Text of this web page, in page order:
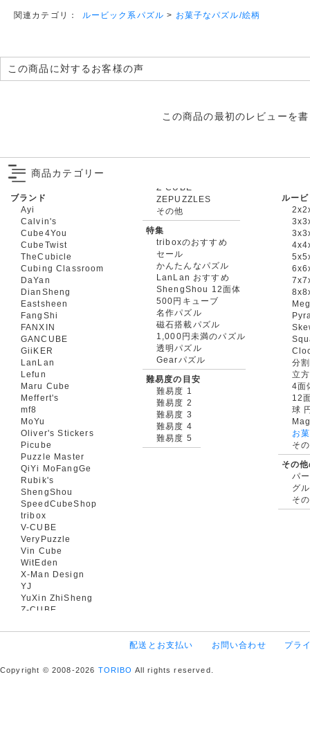
関連カテゴリ： ルービック系パズル > お菓子なパズル/絵柄
この商品に対するお客様の声
この商品の最初のレビューを
商品カテゴリー
ブランド
Ayi
Calvin's
Cube4You
CubeTwist
TheCubicle
Cubing Classroom
DaYan
DianSheng
Eastsheen
FangShi
FANXIN
GANCUBE
GiiKER
LanLan
Lefun
Maru Cube
Meffert's
mf8
MoYu
Oliver's Stickers
Picube
Puzzle Master
QiYi MoFangGe
Rubik's
ShengShou
SpeedCubeShop
tribox
V-CUBE
VeryPuzzle
Vin Cube
WitEden
X-Man Design
YJ
YuXin ZhiSheng
Z-CUBE
ZEPUZZLES
その他
特集
triboxのおすすめ
セール
かんたんなパズル
LanLan おすすめ
ShengShou 12面体
500円キューブ
名作パズル
磁石搭載パズル
1,000円未満のパズル
透明パズル
Gearパズル
難易度の目安
難易度 1
難易度 2
難易度 3
難易度 4
難易度 5
ルー
分
立
4面
12
球
お
そ
その
パ
グ
そ
配送とお支払い お問い合わせ プラ
Copyright © 2008-2026 TORIBO All rights reserved.